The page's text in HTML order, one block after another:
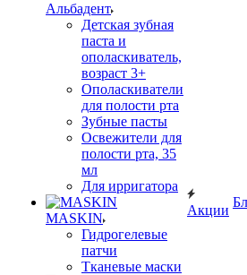
Альбадент
Детская зубная
паста и
ополаскиватель,
возраст 3+
Ополаскиватели
для полости рта
Зубные пасты
Освежители для
полости рта, 35
мл
Для ирригатора
MASKIN
Гидрогелевые
патчи
Тканевые маски
Акции